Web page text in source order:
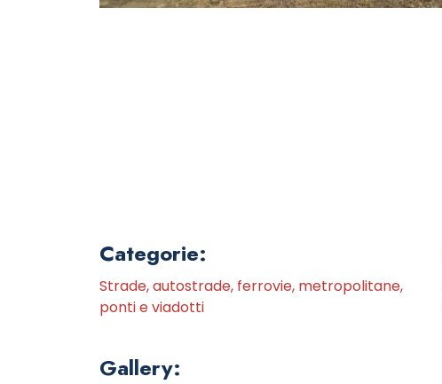
Categorie:
Strade, autostrade, ferrovie, metropolitane,
ponti e viadotti
Gallery: